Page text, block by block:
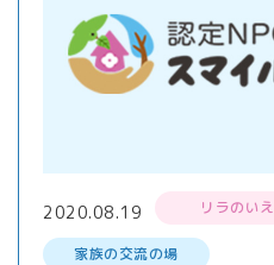
2020.08.19 リラのいえ
家族の交流の場